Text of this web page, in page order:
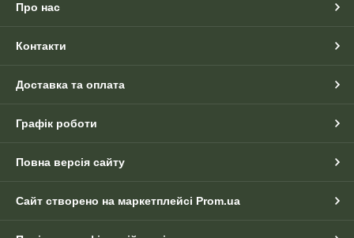
Про нас
Контакти
Доставка та оплата
Графік роботи
Повна версія сайту
Сайт створено на маркетплейсі Prom.ua